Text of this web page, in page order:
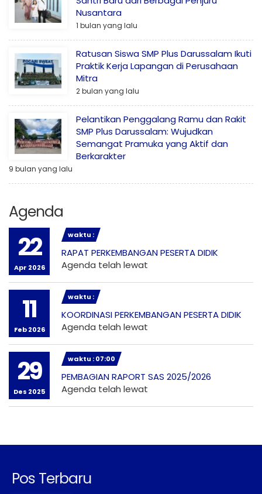
Nusantara
1 bulan yang lalu
Ratusan Siswa SMP Plus Darussalam Ikuti
Praktik Kerja Lapangan di Perusahaan
Mitra
2 bulan yang lalu
Pelantikan Penggalang Ramu dan Rakit
SMP Plus Darussalam: Wujudkan
Semangat Pramuka yang Aktif dan
Berkarakter
9 bulan yang lalu
Agenda
22
Apr 2026
waktu :
RAPAT PERKEMBANGAN PESERTA DIDIK
Agenda telah lewat
11
Feb 2026
waktu :
KOORDINASI PERKEMBANGAN PESERTA DIDIK
Agenda telah lewat
29
Des 2025
waktu : 07:00
PEMBAGIAN RAPORT SAS 2025/2026
Agenda telah lewat
Pos Terbaru